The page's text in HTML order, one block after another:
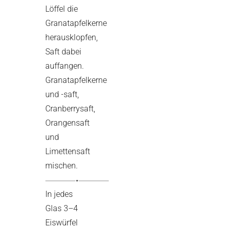
Löffel die
Granatapfelkerne
herausklopfen,
Saft dabei
auffangen.
Granatapfelkerne
und -saft,
Cranberrysaft,
Orangensaft
und
Limettensaft
mischen.
In jedes
Glas 3–4
Eiswürfel